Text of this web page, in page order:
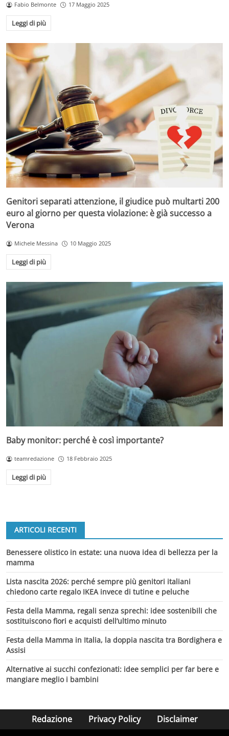
Fabio Belmonte 17 Maggio 2025
Leggi di più
Genitori separati attenzione, il giudice può multarti 200
euro al giorno per questa violazione: è già successo a
Verona
Michele Messina 10 Maggio 2025
Leggi di più
Baby monitor: perché è così importante?
teamredazione 18 Febbraio 2025
Leggi di più
ARTICOLI RECENTI
Benessere olistico in estate: una nuova idea di bellezza per la
mamma
Lista nascita 2026: perché sempre più genitori italiani
chiedono carte regalo IKEA invece di tutine e peluche
Festa della Mamma, regali senza sprechi: idee sostenibili che
sostituiscono fiori e acquisti dell’ultimo minuto
Festa della Mamma in Italia, la doppia nascita tra Bordighera e
Assisi
Alternative ai succhi confezionati: idee semplici per far bere e
mangiare meglio i bambini
Redazione Privacy Policy Disclaimer